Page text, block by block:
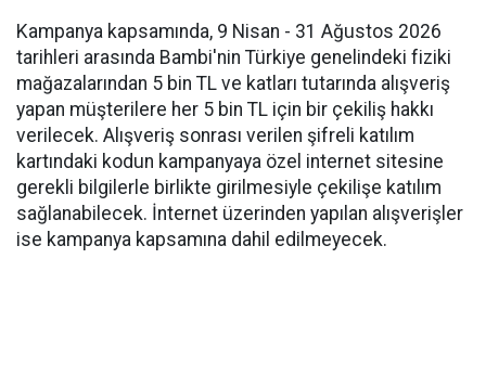
Kampanya kapsamında, 9 Nisan - 31 Ağustos 2026
tarihleri arasında Bambi'nin Türkiye genelindeki fiziki
mağazalarından 5 bin TL ve katları tutarında alışveriş
yapan müşterilere her 5 bin TL için bir çekiliş hakkı
verilecek. Alışveriş sonrası verilen şifreli katılım
kartındaki kodun kampanyaya özel internet sitesine
gerekli bilgilerle birlikte girilmesiyle çekilişe katılım
sağlanabilecek. İnternet üzerinden yapılan alışverişler
ise kampanya kapsamına dahil edilmeyecek.